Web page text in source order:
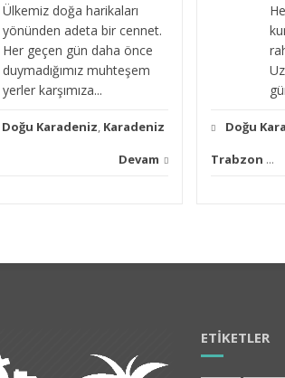
Ülkemiz doğa harikaları
yönünden adeta bir cennet.
Her geçen gün daha önce
duymadığımız muhteşem
yerler karşımıza...
Doğu Karadeniz, Karadeniz
Devam
Doğu
Trabzon ...
ETIKETLER